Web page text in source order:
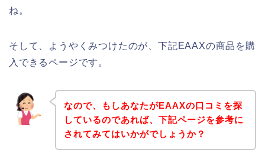
ね。
そして、ようやくみつけたのが、下記EAAXの商品を購
入できるページです。
なので、もしあなたがEAAXの口コミを探
しているのであれば、下記ページを参考に
されてみてはいかがでしょうか？